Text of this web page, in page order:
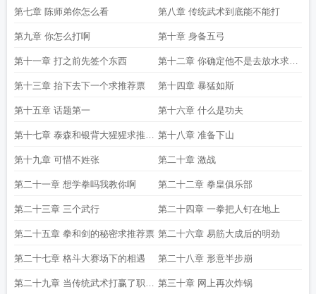
第七章 陈师弟你怎么看 第八章 传统武术到底能不能打
第九章 你怎么打啊 第十章 身备五弓
第十一章 打之前先签个东西 第十二章 你确定他不是去放水求推
荐票
第十三章 抬下去下一个求推荐票 第十四章 暴猛如斯
第十五章 话题第一 第十六章 什么是功夫
第十七章 泰森和银背大猩猩求推荐
票
第十八章 准备下山
第十九章 可惜不姓张 第二十章 激战
第二十一章 想学拳吗我教你啊 第二十二章 拳皇俱乐部
第二十三章 三个武行 第二十四章 一拳把人钉在地上
第二十五章 拳和剑的秘密求推荐票 第二十六章 易筋大成后的明劲
第二十七章 格斗大赛场下的相遇 第二十八章 形意半步崩
第二十九章 当传统武术打赢了职业 第三十章 网上再次炸锅